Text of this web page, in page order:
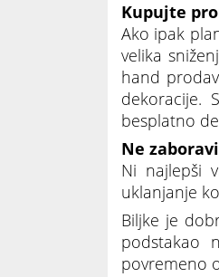
Kupujte
Ako ipak
velika
hand
dekoracije.
besplatno
Ne
Ni najlepši
uklanjanje
Biljke je
podstakao
povremeno